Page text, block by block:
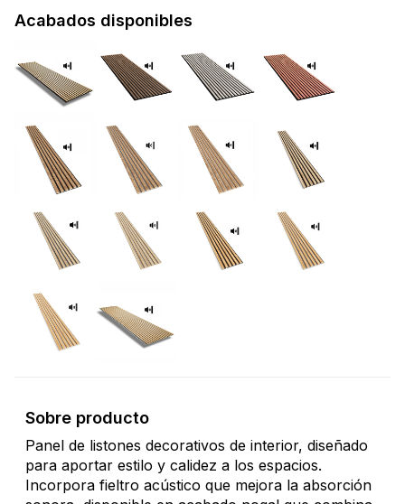
Acabados disponibles
Sobre producto
Panel de listones decorativos de interior, diseñado
para aportar estilo y calidez a los espacios.
Incorpora fieltro acústico que mejora la absorción